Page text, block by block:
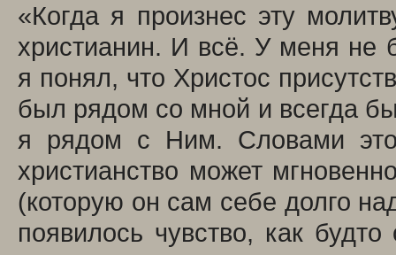
«Когда я произнес эту
христианин. И всё. У меня не
я понял, что Христос
был рядом со мной и всегда
я рядом с Ним. Словами
христианство может
(которую он сам себе долго
появилось чувство, как будто